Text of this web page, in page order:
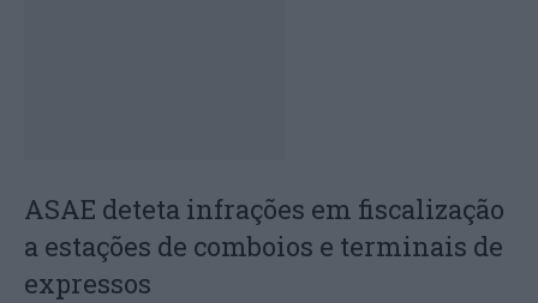
ASAE deteta infrações em fiscalização
a estações de comboios e terminais de
expressos